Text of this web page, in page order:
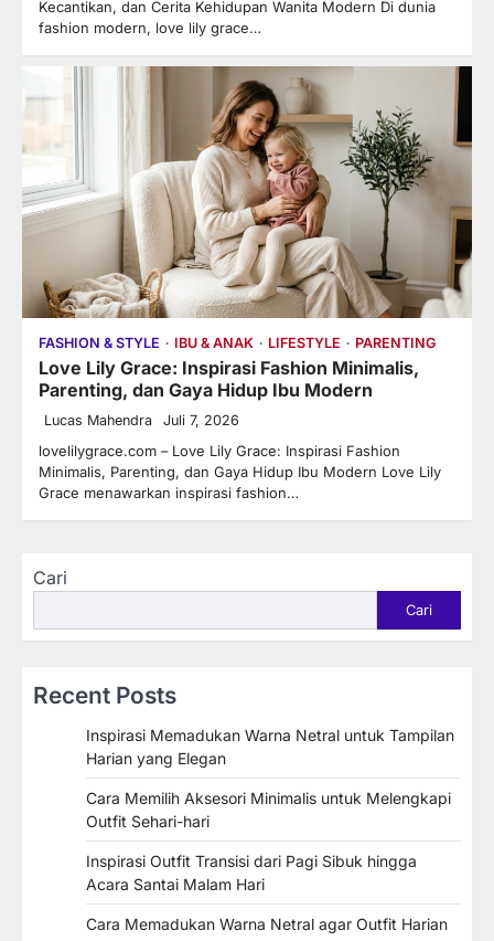
Kecantikan, dan Cerita Kehidupan Wanita Modern Di dunia
fashion modern, love lily grace…
FASHION & STYLE IBU & ANAK LIFESTYLE PARENTING
Love Lily Grace: Inspirasi Fashion Minimalis,
Parenting, dan Gaya Hidup Ibu Modern
Lucas Mahendra Juli 7, 2026
lovelilygrace.com – Love Lily Grace: Inspirasi Fashion
Minimalis, Parenting, dan Gaya Hidup Ibu Modern Love Lily
Grace menawarkan inspirasi fashion…
Cari
Cari
Recent Posts
Inspirasi Memadukan Warna Netral untuk Tampilan
Harian yang Elegan
Cara Memilih Aksesori Minimalis untuk Melengkapi
Outfit Sehari-hari
Inspirasi Outfit Transisi dari Pagi Sibuk hingga
Acara Santai Malam Hari
Cara Memadukan Warna Netral agar Outfit Harian